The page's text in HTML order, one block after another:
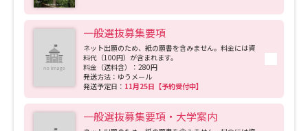
大学で学べる内容や特徴を調べる
新増設大学・学部・学科特集
国際・グローバルに強い大学特
データサイエンス特集 奨学金・特待生制度特集
一般選抜募集要項
ネット出願のため、紙の願書を含みません。料金には資
料代（100円）が含まれます。
料金（送料含）：280円
発送方法：ゆうメール
発送予定日： 11月25日【予約受付中】
一般選抜募集要項・大学案内